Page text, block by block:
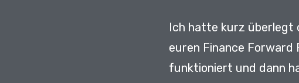
Ich hatte kurz überlegt
euren Finance
funktioniert und dann